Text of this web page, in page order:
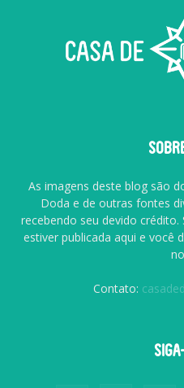
As imagens deste blog são
Doda e de outras fontes
recebendo seu devido
estiver publicada aqui e você
Contato: